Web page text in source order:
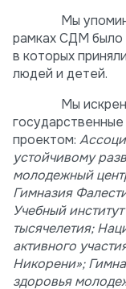
Мы
рамках СДМ было
в которых
людей и детей.
Мы искренне
проектом:
устойчивому
молодежный
Гимназия
Учебный
тысячелетия;
активного
Никорени»;
здоровья